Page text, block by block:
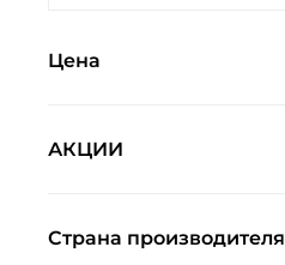
Цена
АКЦИИ
Страна производителя